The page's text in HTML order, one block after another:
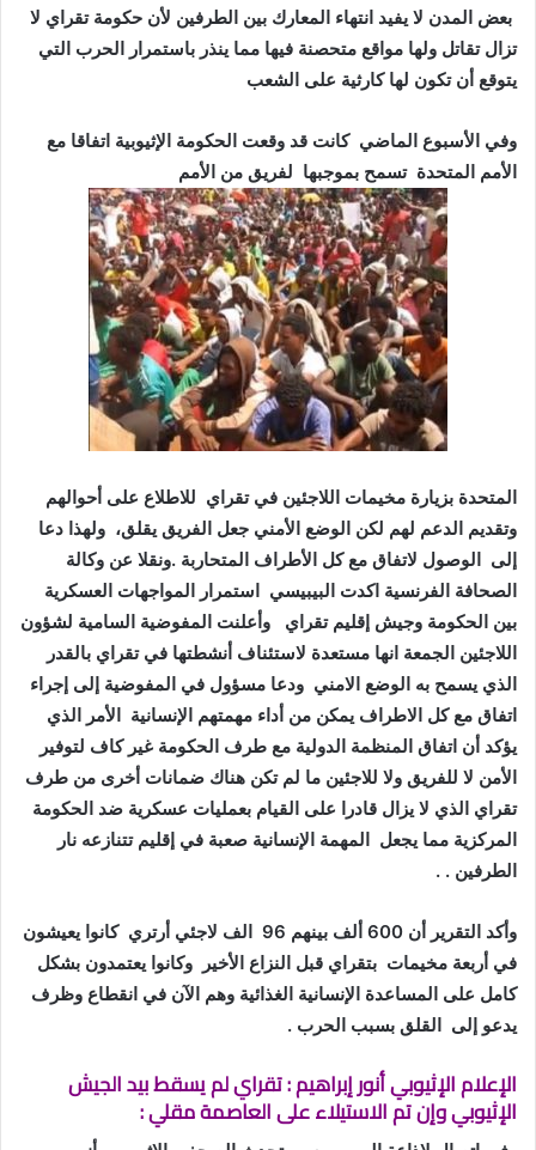
بعض المدن لا يفيد انتهاء المعارك بين الطرفين لأن حكومة تقراي لا
تزال تقاتل ولها مواقع متحصنة فيها مما ينذر باستمرار الحرب التي
يتوقع أن تكون لها كارثية على الشعب
وفي الأسبوع الماضي كانت قد وقعت الحكومة الإثيوبية اتفاقا مع
الأمم المتحدة تسمح بموجبها لفريق من الأمم
المتحدة بزيارة مخيمات اللاجئين في تقراي للاطلاع على أحوالهم
وتقديم الدعم لهم لكن الوضع الأمني جعل الفريق يقلق، ولهذا دعا
إلى الوصول لاتفاق مع كل الأطراف المتحاربة .ونقلا عن وكالة
الصحافة الفرنسية اكدت البيبيسي استمرار المواجهات العسكرية
بين الحكومة وجيش إقليم تقراي وأعلنت المفوضية السامية لشؤون
اللاجئين الجمعة انها مستعدة لاستئناف أنشطتها في تقراي بالقدر
الذي يسمح به الوضع الامني ودعا مسؤول في المفوضية إلى إجراء
اتفاق مع كل الاطراف يمكن من أداء مهمتهم الإنسانية الأمر الذي
يؤكد أن اتفاق المنظمة الدولية مع طرف الحكومة غير كاف لتوفير
الأمن لا للفريق ولا للاجئين ما لم تكن هناك ضمانات أخرى من طرف
تقراي الذي لا يزال قادرا على القيام بعمليات عسكرية ضد الحكومة
المركزية مما يجعل المهمة الإنسانية صعبة في إقليم تتنازعه نار
الطرفين . .
وأكد التقرير أن 600 ألف بينهم 96 الف لاجئي أرتري كانوا يعيشون
في أربعة مخيمات بتقراي قبل النزاع الأخير وكانوا يعتمدون بشكل
كامل على المساعدة الإنسانية الغذائية وهم الآن في انقطاع وظرف
يدعو إلى القلق بسبب الحرب .
الإعلام الإثيوبي أنور إبراهيم : تقراي لم يسقط بيد الجيش
الإثيوبي وإن تم الاستيلاء على العاصمة مقلي :